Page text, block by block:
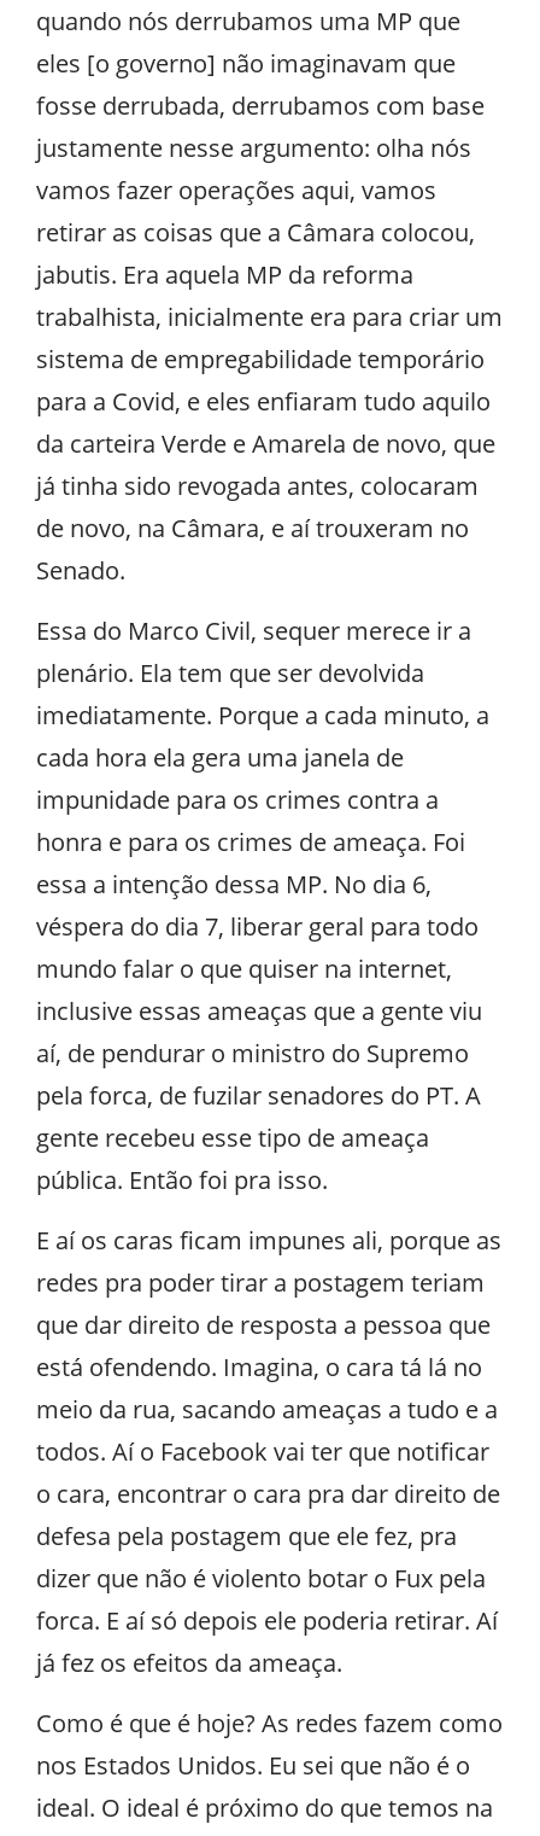
quando nós derrubamos uma MP que
eles [o governo] não imaginavam que
fosse derrubada, derrubamos com base
justamente nesse argumento: olha nós
vamos fazer operações aqui, vamos
retirar as coisas que a Câmara colocou,
jabutis. Era aquela MP da reforma
trabalhista, inicialmente era para criar um
sistema de empregabilidade temporário
para a Covid, e eles enfiaram tudo aquilo
da carteira Verde e Amarela de novo, que
já tinha sido revogada antes, colocaram
de novo, na Câmara, e aí trouxeram no
Senado.
Essa do Marco Civil, sequer merece ir a
plenário. Ela tem que ser devolvida
imediatamente. Porque a cada minuto, a
cada hora ela gera uma janela de
impunidade para os crimes contra a
honra e para os crimes de ameaça. Foi
essa a intenção dessa MP. No dia 6,
véspera do dia 7, liberar geral para todo
mundo falar o que quiser na internet,
inclusive essas ameaças que a gente viu
aí, de pendurar o ministro do Supremo
pela forca, de fuzilar senadores do PT. A
gente recebeu esse tipo de ameaça
pública. Então foi pra isso.
E aí os caras ficam impunes ali, porque as
redes pra poder tirar a postagem teriam
que dar direito de resposta a pessoa que
está ofendendo. Imagina, o cara tá lá no
meio da rua, sacando ameaças a tudo e a
todos. Aí o Facebook vai ter que notificar
o cara, encontrar o cara pra dar direito de
defesa pela postagem que ele fez, pra
dizer que não é violento botar o Fux pela
forca. E aí só depois ele poderia retirar. Aí
já fez os efeitos da ameaça.
Como é que é hoje? As redes fazem como
nos Estados Unidos. Eu sei que não é o
ideal. O ideal é próximo do que temos na